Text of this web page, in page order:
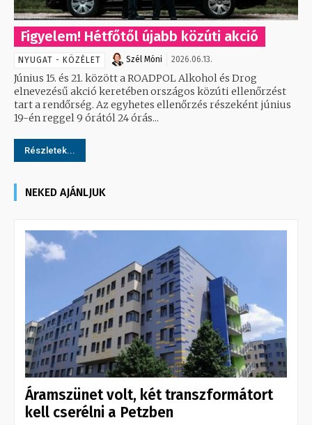
Figyelem! Hétfőtől újabb közúti akció
NYUGAT - KÖZÉLET Szél Móni 2026.06.13.
Június 15. és 21. között a ROADPOL Alkohol és Drog
elnevezésű akció keretében országos közúti ellenőrzést
tart a rendőrség. Az egyhetes ellenőrzés részeként június
19-én reggel 9 órától 24 órás...
Részletek...
NEKED AJÁNLJUK
Áramszünet volt, két transzformátort
kell cserélni a Petzben